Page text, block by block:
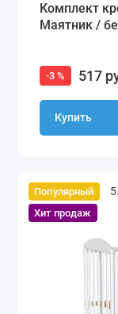
Комплект
Маятник /
-3 % 517
Купить
Популярный
Хит продаж